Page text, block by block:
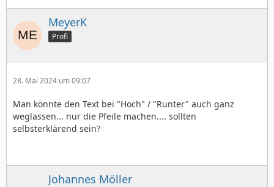
MeyerK
Profi
28. Mai 2024 um 09:07
Man könnte den Text bei "Hoch" / "Runter" auch ganz
weglassen... nur die Pfeile machen.... sollten
selbsterklärend sein?
Johannes Möller